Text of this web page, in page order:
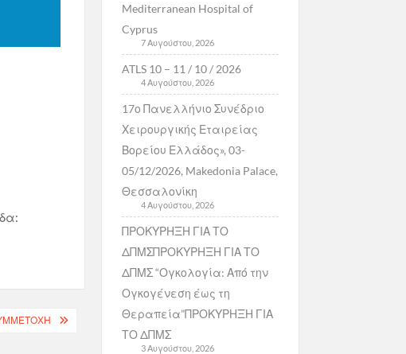
Mediterranean Hospital of
Cyprus
7 Αυγούστου, 2026
ATLS 10 – 11 / 10 / 2026
4 Αυγούστου, 2026
17ο Πανελλήνιο Συνέδριο
Χειρουργικής Εταιρείας
Βορείου Ελλάδος», 03-
05/12/2026, Makedonia Palace,
Θεσσαλονίκη
4 Αυγούστου, 2026
ΠΡΟΚΥΡΗΞΗ ΓΙΑ ΤΟ
ΔΠΜΣΠΡΟΚΥΡΗΞΗ ΓΙΑ ΤΟ
ΔΠΜΣ “Ογκολογία: Από την
Ογκογένεση έως τη
Θεραπεία”ΠΡΟΚΥΡΗΞΗ ΓΙΑ
ΤΟ ΔΠΜΣ
3 Αυγούστου, 2026